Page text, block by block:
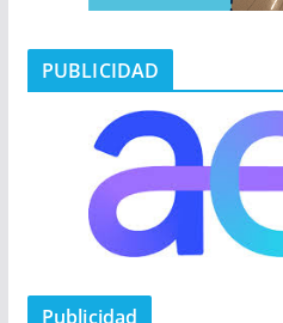
PUBLICIDAD
Publicidad